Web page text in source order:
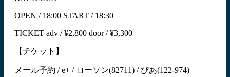
OPEN / 18:00 START / 18:30
TICKET adv / ¥2,800 door / ¥3,300
【チケット】
メール予約 / e+ / ローソン(82711) / ぴあ(122-974)